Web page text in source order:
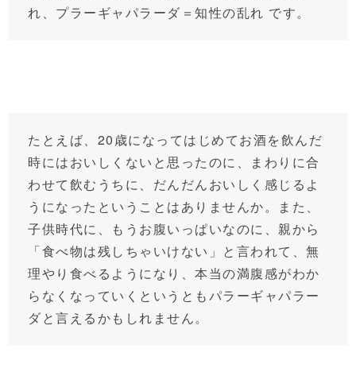
れ、プラーギャパラーダ＝知性の乱れ です。
たとえば、20歳になってはじめてお酒を飲んだ
時にはおいしくないと思ったのに、まわりに合
わせて飲むうちに、だんだんおいしく感じるよ
うになったということはありませんか。また、
子供時代に、もうお腹いっぱいなのに、親から
「食べ物は残しちゃいけない」と言われて、無
理やり食べるようになり、本当の満腹感がわか
らなくなっていくというともパラーギャパラー
ダと言えるかもしれません。